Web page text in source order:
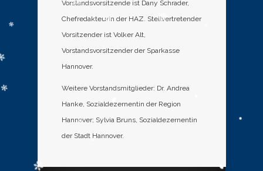
Vorstandsvorsitzende ist Dany Schrader,
Chefredakteurin der HAZ. Stellvertretender
Vorsitzender ist Volker Alt,
Vorstandsvorsitzender der Sparkasse
Hannover.
Weitere Vorstandsmitglieder: Dr. Andrea
Hanke, Sozialdezernentin der Region
Hannover; Sylvia Bruns, Sozialdezernentin
der Stadt Hannover.